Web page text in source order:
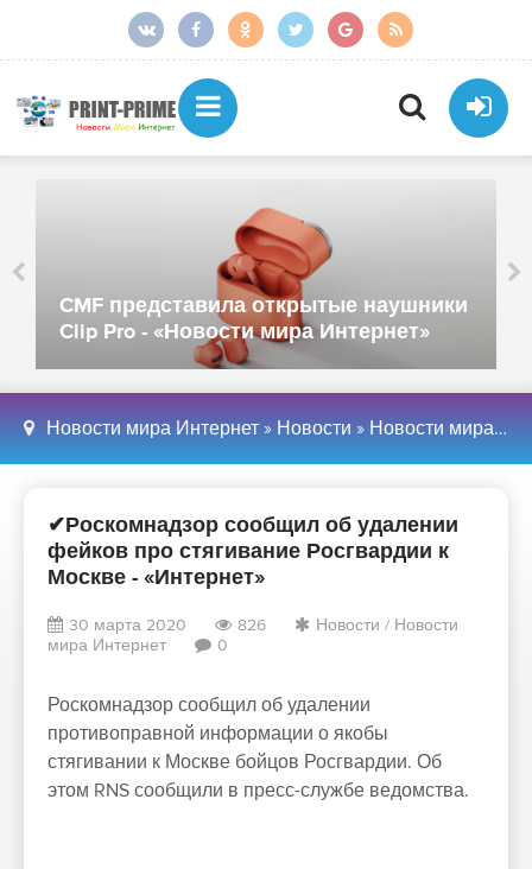
CMF представила открытые наушники
Clip Pro - «Новости мира Интернет»
Новости мира Интернет » Новости » Новости мира Интернет
✔Роскомнадзор сообщил об удалении
фейков про стягивание Росгвардии к
Москве - «Интернет»
30 марта 2020 826 Новости / Новости
мира Интернет
0
Роскомнадзор сообщил об удалении
противоправной информации о якобы
стягивании к Москве бойцов Росгвардии. Об
этом RNS сообщили в пресс-службе ведомства.